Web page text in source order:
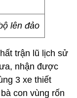
lên đảo
trận lũ lịch sử
nhận được
3 xe thiết
con vùng rốn